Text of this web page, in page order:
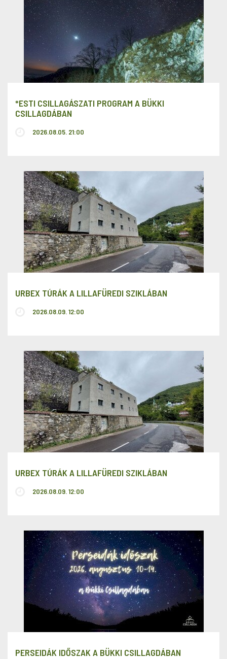
*ESTI CSILLAGÁSZATI PROGRAM A BÜKKI
CSILLAGDÁBAN
2026.08.05. 21:00
URBEX TÚRÁK A LILLAFÜREDI SZIKLÁBAN
2026.08.09. 12:00
URBEX TÚRÁK A LILLAFÜREDI SZIKLÁBAN
2026.08.09. 12:00
PERSEIDÁK IDŐSZAK A BÜKKI CSILLAGDÁBAN